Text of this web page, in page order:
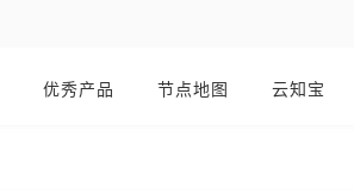
优秀产品 节点地图 云知宝